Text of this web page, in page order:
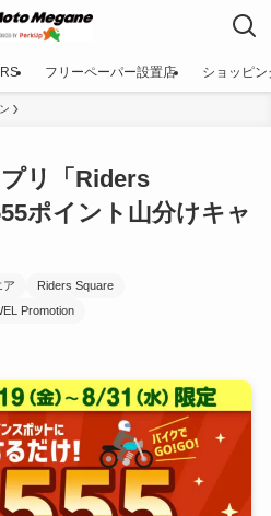
フリーペーパー設置店 ショッピン
リ「Riders
ポイント山分けキャ
ア
Riders Square
Promotion